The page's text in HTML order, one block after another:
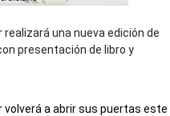
realizará una nueva edición de
presentación de libro y
volverá a abrir sus puertas este